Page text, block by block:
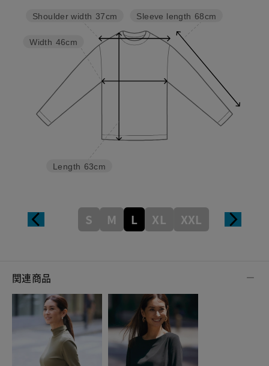
Sleeve length 68cm
Length 63cm
Width 46cm
Shoulder width 37cm
S M L XL XXL
関連商品